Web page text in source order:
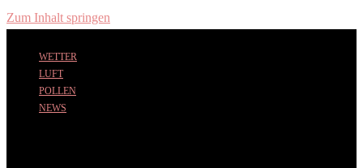
Zum Inhalt springen
WETTER
LUFT
POLLEN
NEWS